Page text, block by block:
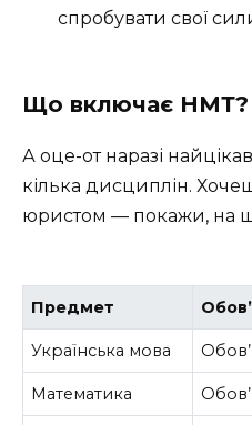
спробувати свої
Що включає НМТ?
А оце-от наразі
кілька дисциплін.
юристом — покажи, на
Предмет
Українська мова
Математика